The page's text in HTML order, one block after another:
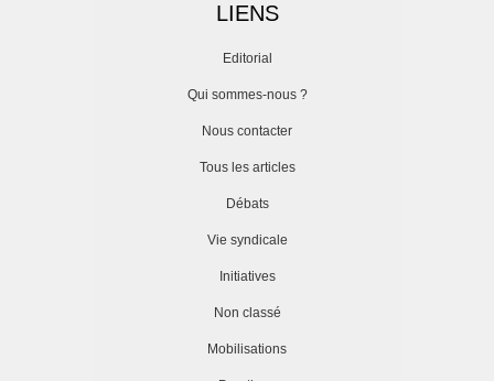
LIENS
Editorial
Qui sommes-nous ?
Nous contacter
Tous les articles
Débats
Vie syndicale
Initiatives
Non classé
Mobilisations